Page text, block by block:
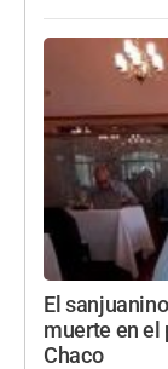
El
muerte en el
Chaco